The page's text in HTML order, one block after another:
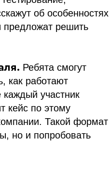
об особенностях
предложат решить
Ребята смогут
как работают
участник
кейс по этому
Такой формат
но и попробовать